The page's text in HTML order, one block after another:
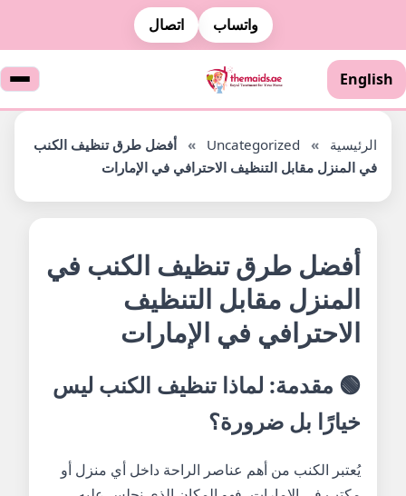
واتساب اتصال
English
الرئيسية »
Uncategorized
» أفضل طرق تنظيف الكنب
في المنزل مقابل التنظيف الاحترافي في الإمارات
أفضل طرق تنظيف الكنب في
المنزل مقابل التنظيف
الاحترافي في الإمارات
🟢 مقدمة: لماذا تنظيف الكنب ليس
خيارًا بل ضرورة؟
يُعتبر الكنب من أهم عناصر الراحة داخل أي منزل أو